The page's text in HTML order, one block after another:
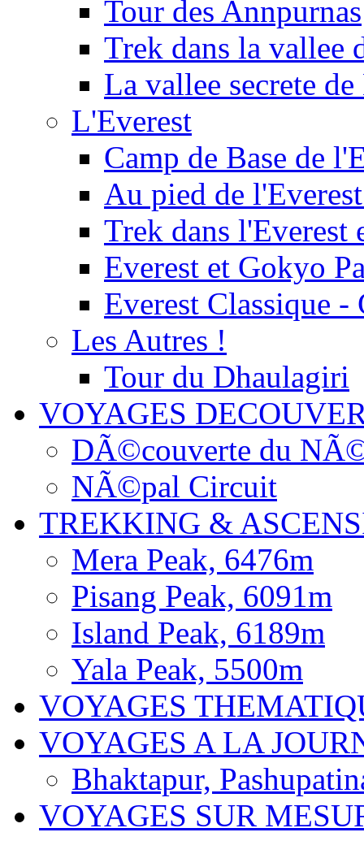
Tour des Annpurnas
Trek dans la vallee
La vallee secrete
L'Everest
Camp de Base de
Au pied de
Trek dans l'Everest
Everest et Gokyo
Everest Classique
Les Autres !
Tour du Dhaulagiri
VOYAGES
DÃ©couverte du
NÃ©pal Circuit
TREKKING &
Mera Peak, 6476m
Pisang Peak, 6091m
Island Peak, 6189m
Yala Peak, 5500m
VOYAGES
VOYAGES A LA
Bhaktapur,
VOYAGES SUR